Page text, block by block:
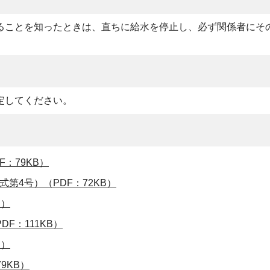
とを知ったときは、直ちに給水を停止し、必ず関係者にそ
てください。
79KB）
第4号）（PDF：72KB）
：111KB）
）